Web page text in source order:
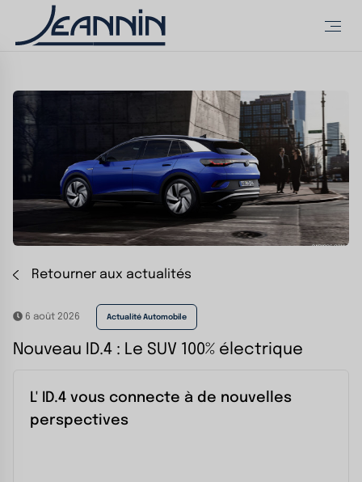
Retourner aux actualités
6 août 2026 Actualité Automobile
Nouveau ID.4 : Le SUV 100% électrique
L' ID.4 vous connecte à de nouvelles
perspectives